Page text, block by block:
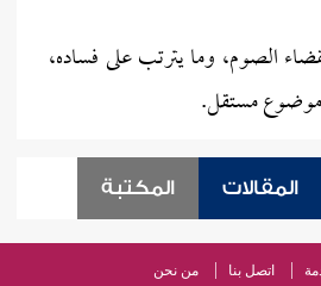
الصوم، وما يترتب على فساده،
موضوع مستقل.
المقالات المكتبة
اتصل بنا من نحن